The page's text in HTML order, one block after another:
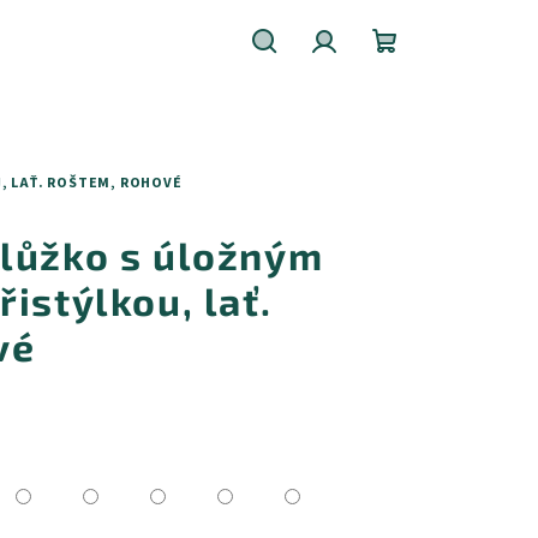
LAŤ. ROŠTEM, ROHOVÉ
s úložným
lať.